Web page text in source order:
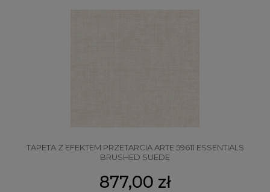
TAPETA Z EFEKTEM PRZETARCIA ARTE 59611 ESSENTIALS
BRUSHED SUEDE
877,00 zł